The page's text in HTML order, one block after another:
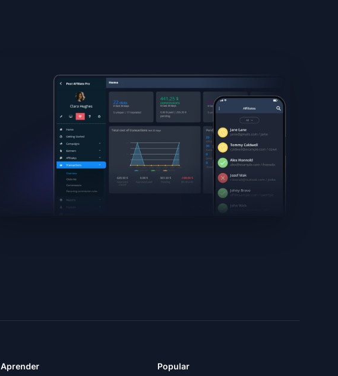
Aprender Popular